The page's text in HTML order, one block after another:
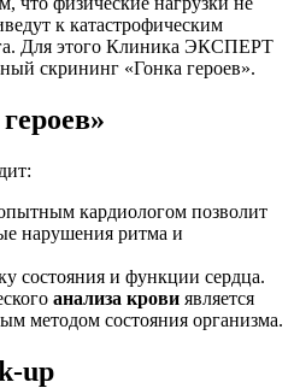
к катастрофическим
Для этого Клиника ЭКСПЕРТ
скрининг «Гонка героев».
кардиологом позволит
нарушения ритма и
состояния и функции сердца.
анализа крови является
методом состояния организма.
up